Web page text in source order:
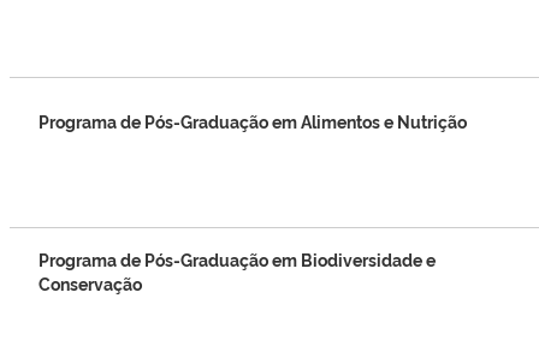
Programa de Pós-Graduação em Alimentos e Nutrição
Programa de Pós-Graduação em Biodiversidade e
Conservação